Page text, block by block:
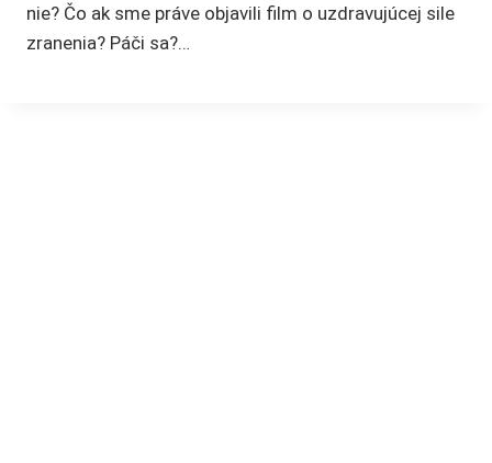
nie? Čo ak sme práve objavili film o uzdravujúcej sile
zranenia? Páči sa?…